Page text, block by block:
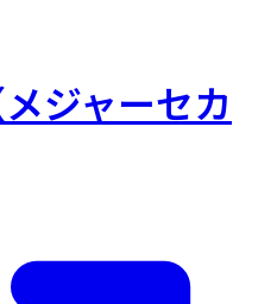
ジャーセカ